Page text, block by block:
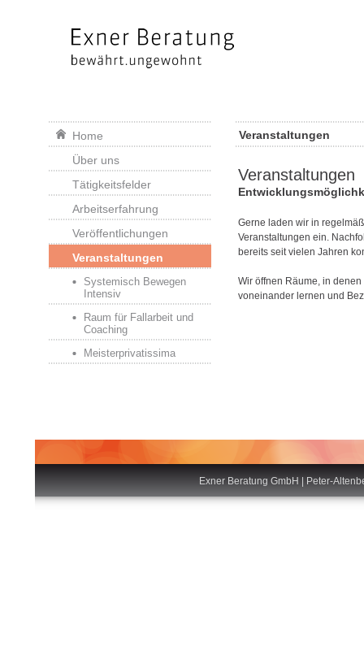
Home
Über uns
Tätigkeitsfelder
Arbeitserfahrung
Veröffentlichungen
Veranstaltungen
Systemisch Bewegen
Intensiv
Raum für Fallarbeit und
Coaching
Meisterprivatissima
Veranstaltungen
Veranstaltungen
Gerne laden wir in
Veranstaltungen ein.
bereits seit vielen Jahren
Wir öffnen Räume, in
voneinander lernen und
Exner Beratung GmbH | Peter-